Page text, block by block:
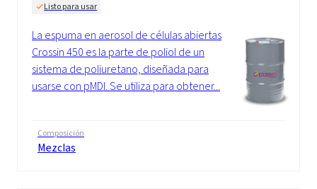
Listo para usar
La espuma en aerosol de células abiertas
Crossin 450 es la parte de poliol de un
sistema de poliuretano, diseñada para
usarse con pMDI. Se utiliza para obtener...
Composición
Mezclas